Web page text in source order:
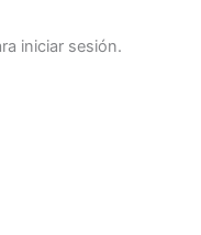
iniciar sesión.